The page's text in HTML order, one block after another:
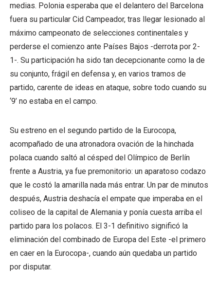
medias. Polonia esperaba que el delantero del Barcelona
fuera su particular Cid Campeador, tras llegar lesionado al
máximo campeonato de selecciones continentales y
perderse el comienzo ante Países Bajos -derrota por 2-
1-. Su participación ha sido tan decepcionante como la de
su conjunto, frágil en defensa y, en varios tramos de
partido, carente de ideas en ataque, sobre todo cuando su
‘9’ no estaba en el campo.
Su estreno en el segundo partido de la Eurocopa,
acompañado de una atronadora ovación de la hinchada
polaca cuando saltó al césped del Olímpico de Berlín
frente a Austria, ya fue premonitorio: un aparatoso codazo
que le costó la amarilla nada más entrar. Un par de minutos
después, Austria deshacía el empate que imperaba en el
coliseo de la capital de Alemania y ponía cuesta arriba el
partido para los polacos. El 3-1 definitivo significó la
eliminación del combinado de Europa del Este -el primero
en caer en la Eurocopa-, cuando aún quedaba un partido
por disputar.